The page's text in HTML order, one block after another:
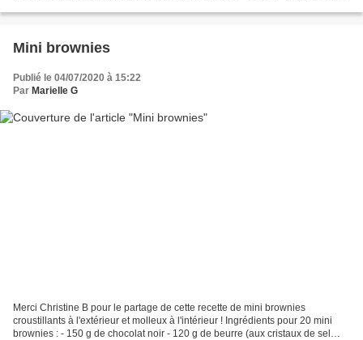
Mini brownies
Publié le 04/07/2020 à 15:22
Par Marielle G
Merci Christine B pour le partage de cette recette de mini brownies
croustillants à l'extérieur et molleux à l'intérieur ! Ingrédients pour 20 mini
brownies : - 150 g de chocolat noir - 120 g de beurre (aux cristaux de sel